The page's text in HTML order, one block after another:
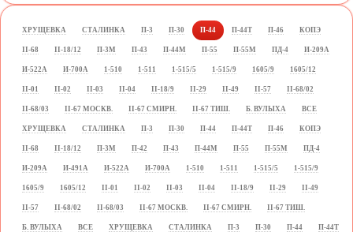
ХРУЩЕВКА СТАЛИНКА П-3 П-30 П-44 П-44Т П-46 КОПЭ
II-68 II-18/12 П-3М П-43 П-44М П-55 П-55М ПД-4 И-209А
И-522А И-700А 1-510 1-511 1-515/5 1-515/9 1605/9 1605/12
II-01 II-02 II-03 II-04 II-18/9 II-29 II-49 II-57 II-68/02
II-68/03 II-67 МОСКВ. II-67 СМИРН. II-67 ТИШ. Б. ВУЛЫХА ВСЕ
ХРУЩЕВКА СТАЛИНКА П-3 П-30 П-44 П-44Т П-46 КОПЭ
II-68 II-18/12 П-3М П-42 П-43 П-44М П-55 П-55М ПД-4
И-209А И-491А И-522А И-700А 1-510 1-511 1-515/5 1-515/9
1605/9 1605/12 II-01 II-02 II-03 II-04 II-18/9 II-29 II-49
II-57 II-68/02 II-68/03 II-67 МОСКВ. II-67 СМИРН. II-67 ТИШ.
Б. ВУЛЫХА ВСЕ ХРУЩЕВКА СТАЛИНКА П-3 П-30 П-44 П-44Т